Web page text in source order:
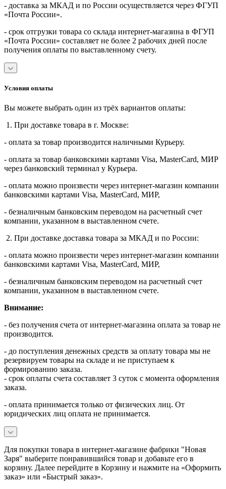
- доставка за МКАД и по России осуществляется через ФГУП
«Почта России».
- срок отгрузки товара со склада интернет-магазина в ФГУП
«Почта России» составляет не более 2 рабочих дней после
получения оплаты по выставленному счету.
Условия оплаты
Вы можете выбрать один из трёх вариантов оплаты:
1. При доставке товара в г. Москве:
- оплата за товар производится наличными Курьеру.
- оплата за товар банковскими картами Visa, MasterСard, МИР
через банковский терминал у Курьера.
- оплата можно произвести через интернет-магазин компании
банковскими картами Visa, MasterСard, МИР,
- безналичным банковским переводом на расчетный счет
компании, указанном в выставленном счете.
2. При доставке доставка товара за МКАД и по России:
- оплата можно произвести через интернет-магазин компании
банковскими картами Visa, MasterСard, МИР,
- безналичным банковским переводом на расчетный счет
компании, указанном в выставленном счете.
Внимание:
- без получения счета от интернет-магазина оплата за товар не
производится.
- до поступления денежных средств за оплату товара мы не
резервируем товары на складе и не приступаем к
формированию заказа.
- срок оплаты счета составляет 3 суток с момента оформления
заказа.
- оплата принимается только от физических лиц. От
юридических лиц оплата не принимается.
Для покупки товара в интернет-магазине фабрики "Новая
Заря" выберите понравившийся товар и добавьте его в
корзину. Далее перейдите в Корзину и нажмите на «Оформить
заказ» или «Быстрый заказ».